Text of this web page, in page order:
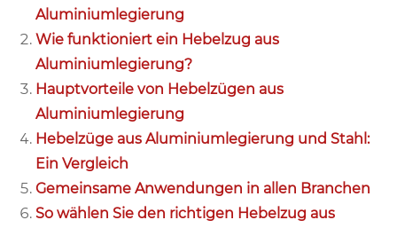
Aluminiumlegierung
Wie funktioniert ein Hebelzug aus
Aluminiumlegierung?
Hauptvorteile von Hebelzügen aus
Aluminiumlegierung
Hebelzüge aus Aluminiumlegierung und Stahl:
Ein Vergleich
Gemeinsame Anwendungen in allen Branchen
So wählen Sie den richtigen Hebelzug aus